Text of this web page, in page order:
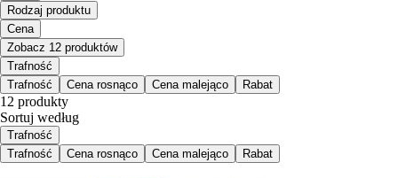
Rodzaj produktu
Cena
Zobacz 12 produktów
Trafność
Trafność
Cena rosnąco Cena malejąco Rabat
12 produkty
Sortuj według
Trafność
Trafność
Cena rosnąco Cena malejąco Rabat